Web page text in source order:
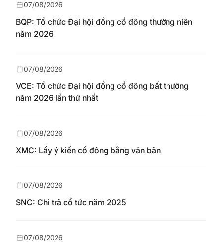
BQP: Tổ chức Đại hội đồng cổ đông thường niên
năm 2026
07/08/2026
VCE: Tổ chức Đại hội đồng cổ đông bất thường
năm 2026 lần thứ nhất
07/08/2026
XMC: Lấy ý kiến cổ đông bằng văn bản
07/08/2026
SNC: Chi trả cổ tức năm 2025
07/08/2026
07/08/2026